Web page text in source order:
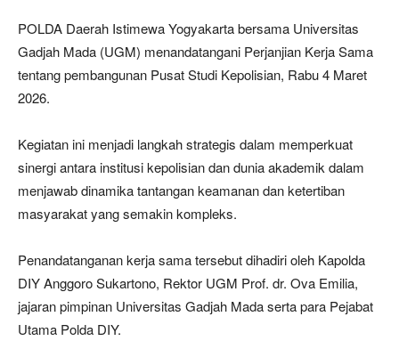
POLDA Daerah Istimewa Yogyakarta bersama Universitas
Gadjah Mada (UGM) menandatangani Perjanjian Kerja Sama
tentang pembangunan Pusat Studi Kepolisian, Rabu 4 Maret
2026.
Kegiatan ini menjadi langkah strategis dalam memperkuat
sinergi antara institusi kepolisian dan dunia akademik dalam
menjawab dinamika tantangan keamanan dan ketertiban
masyarakat yang semakin kompleks.
Penandatanganan kerja sama tersebut dihadiri oleh Kapolda
DIY Anggoro Sukartono, Rektor UGM Prof. dr. Ova Emilia,
jajaran pimpinan Universitas Gadjah Mada serta para Pejabat
Utama Polda DIY.